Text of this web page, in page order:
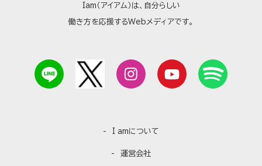
Iam（アイアム）は、自分らしい
働き方を応援するWebメディアです。
I amについて
運営会社